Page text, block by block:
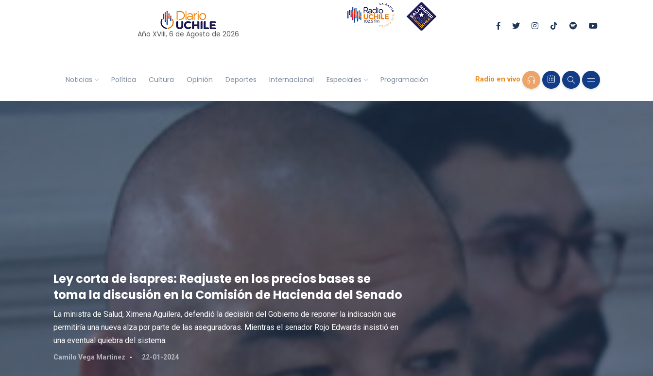
Año XVIII, 6 de Agosto de 2026
Noticias Política Cultura Opinión Deportes Internacional Especiales Programación Radio en vivo
Ley corta de isapres: Reajuste en los precios bases se
toma la discusión en la Comisión de Hacienda del Senado
La ministra de Salud, Ximena Aguilera, defendió la decisión del Gobierno de reponer la indicación que
permitiría una nueva alza por parte de las aseguradoras. Mientras el senador Rojo Edwards insistió en
una eventual quiebra del sistema.
Camilo Vega Martinez 22-01-2024